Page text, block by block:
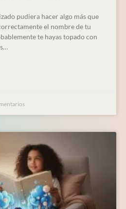
pudiera hacer algo más que
el nombre de tu
te hayas topado con